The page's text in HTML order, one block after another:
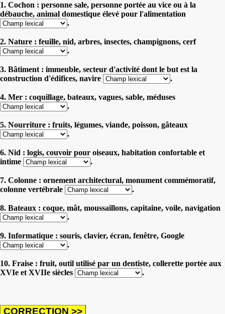
1. Cochon : personne sale, personne portée au vice ou à la
débauche, animal domestique élevé pour l'alimentation
.
2. Nature : feuille, nid, arbres, insectes, champignons, cerf
.
3. Bâtiment : immeuble, secteur d'activité dont le but est la
construction d'édifices, navire
.
4. Mer : coquillage, bateaux, vagues, sable, méduses
.
5. Nourriture : fruits, légumes, viande, poisson, gâteaux
.
6. Nid : logis, couvoir pour oiseaux, habitation confortable et
intime
.
7. Colonne : ornement architectural, monument commémoratif,
colonne vertébrale
.
8. Bateaux : coque, mât, moussaillons, capitaine, voile, navigation
.
9. Informatique : souris, clavier, écran, fenêtre, Google
.
10. Fraise : fruit, outil utilisé par un dentiste, collerette portée aux
XVIe et XVIIe siècles
.